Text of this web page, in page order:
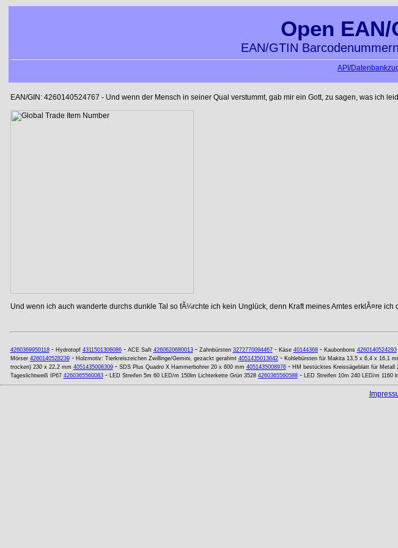
Open EAN/
EAN/GTIN
API/
EAN/GIN: 4260140524767 - Und wenn der Mensch in seiner Qual verstummt, gab mir ein Gott, zu sagen, was ich
Und wenn ich auch wanderte durchs dunkle Tal so fÃ¼rchte ich kein Unglück, denn Kraft meines Amtes erklÃ¤re ich
4260369950118- Hydrotopf 4311501306086- ACE Saft 4260620680013- Zahnbürsten 3272770094467- Käse 40144368- Kaubonbons 4260140524293
Mörser 4260140528239- Holzmotiv: Tierkreiszeichen Zwillinge/Gemini, gezackt gerahmt 4051435013642- Kohlebürsten für Makita 13,5 x 6,4 x 16,1
trocken) 230 x 22,2 mm 4051435006309- SDS Plus Quadro X Hammerbohrer 20 x 600 mm 4051435008976- HM bestücktes Kreissägeblatt für Metall
Tageslichtweiß IP67 4260365560083- LED Streifen 5m 60 LED/m 150lm Lichterkette Grün 3528 4260365560588- LED Streifen 10m 240 LED/m 1160